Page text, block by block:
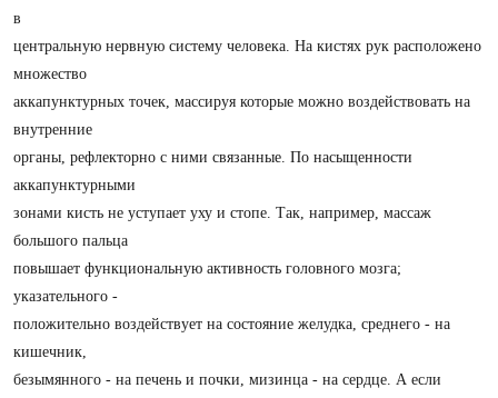
в
центральную нервную систему человека. На кистях рук расположено
множество
аккапунктурных точек, массируя которые можно воздействовать на
внутренние
органы, рефлекторно с ними связанные. По насыщенности
аккапунктурными
зонами кисть не уступает уху и стопе. Так, например, массаж
большого пальца
повышает функциональную активность головного мозга;
указательного -
положительно воздействует на состояние желудка, среднего - на
кишечник,
безымянного - на печень и почки, мизинца - на сердце. А если